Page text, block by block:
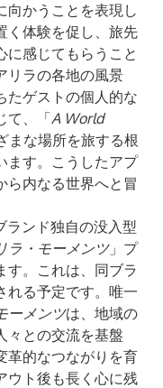
向かうことを表現し
く体験を促し、旅先
に感じてもらうこと
リラの各地の風景
たゲストの個人的な
て、「A World
まな場所を旅する根
ます。こうしたアプ
ら内なる世界へと冒
ランド独自の没入型
ラ・モーメンツ」プ
す。これは、同ブラ
れる予定です。唯一
ーメンツは、地域の
々との交流を基盤
革的なつながりを育
ウト後も長く心に残